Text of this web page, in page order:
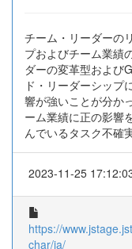
チーム・リーダーの
プおよびチーム業績
ダーの変革型および
ド・リーダーシップ
響が強いことが分か
ーム業績に正の影響
んでいるタスク不確
2023-11-25
https://
char/ja/